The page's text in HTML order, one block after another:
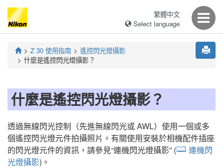
繁體中文
Select language
Z 30 使用指南
遙控閃光燈攝影
什麼是遙控閃光燈攝影？
什麼是遙控閃光燈攝影？
透過無線閃光控制（先進無線閃光或 AWL）使用一個或多
個遙控閃光燈元件拍攝照片。有關使用安裝於相機配件插座
的閃光燈元件的資訊，請參見“連機閃光燈攝影” (
連機閃
光燈攝影)。